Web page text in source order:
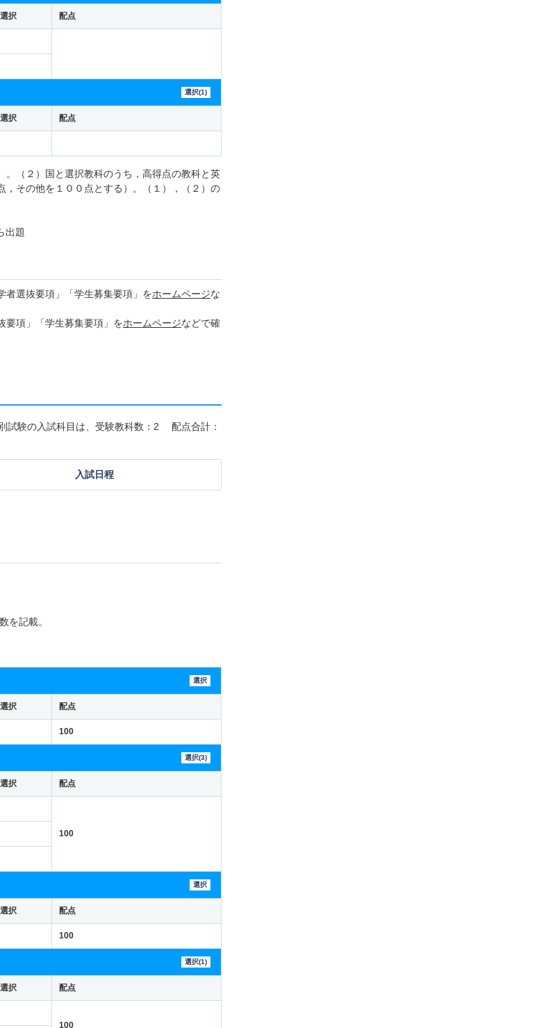
択 配点
選択(1)
択 配点
（２）国と選択教科のうち，高得点の教科と英
その他を１００点とする）。（１），（２）の
出題
選抜要項」「学生募集要項」をホームページな
要項」「学生募集要項」をホームページなどで確
試験の入試科目は、受験教科数：2 配点合計：
入試日程
を記載。
選択
択 配点
100
選択(3)
択 配点
100
選択
択 配点
100
選択(1)
択 配点
100